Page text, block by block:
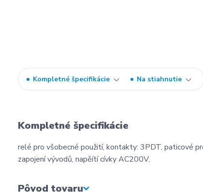
Kompletné špecifikácie Na stiahnutie
Kompletné špecifikácie
relé pro všobecné použití, kontakty: 3PDT, paticové
zapojení vývodů, napěítí cívky AC200V,
Pôvod tovaru